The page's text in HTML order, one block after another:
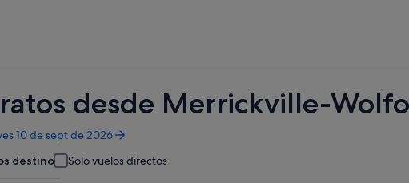
desde Merrickville-
10 de sept de 2026
destinos Solo vuelos directos